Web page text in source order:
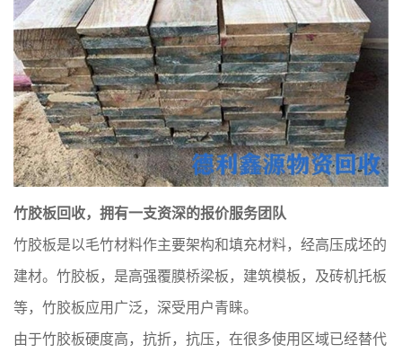
竹胶板回收，拥有一支资深的报价服务团队
竹胶板是以毛竹材料作主要架构和填充材料，经高压成坯的
建材。竹胶板，是高强覆膜桥梁板，建筑模板，及砖机托板
等，竹胶板应用广泛，深受用户青睐。
由于竹胶板硬度高，抗折，抗压，在很多使用区域已经替代